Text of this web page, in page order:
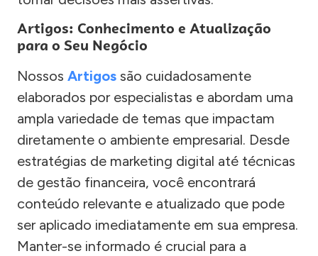
Artigos: Conhecimento e Atualização
para o Seu Negócio
Nossos Artigos são cuidadosamente
elaborados por especialistas e abordam uma
ampla variedade de temas que impactam
diretamente o ambiente empresarial. Desde
estratégias de marketing digital até técnicas
de gestão financeira, você encontrará
conteúdo relevante e atualizado que pode
ser aplicado imediatamente em sua empresa.
Manter-se informado é crucial para a